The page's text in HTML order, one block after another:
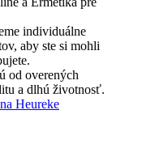
individuálne
aby ste si mohli
od overených
a dlhú životnosť.
Heureke